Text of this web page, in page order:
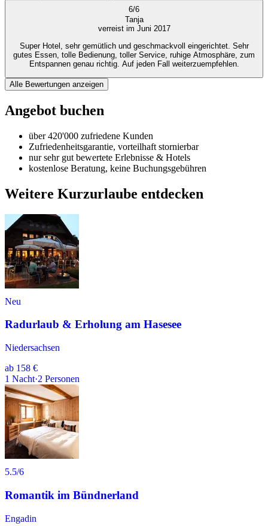
6/6
Tanja
verreist im Juni 2017
Super Hotel, sehr gemütlich und geschmackvoll eingerichtet. Sehr
gutes Essen, tolle Bedienung, toller Service, ruhige Atmosphäre, zum
Entspannen genau richtig. Auf jeden Fall weiterzuempfehlen.
Alle Bewertungen anzeigen
Angebot buchen
über 420'000 zufriedene Kunden
Zufriedenheitsgarantie, vorteilhaft stornierbar
nur sehr gut bewertete Erlebnisse & Hotels
kostenlose Beratung, keine Buchungsgebühren
Weitere Kurzurlaube entdecken
Neu
Radurlaub & Erholung am Hasesee
Niedersachsen
ab 158 €
1 Nacht·2 Personen
5.5/6
Romantik im Bündnerland
Engadin